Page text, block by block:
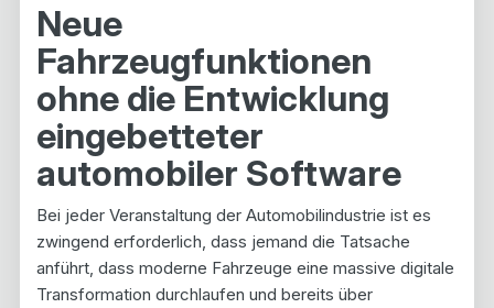
Neue
Fahrzeugfunktionen
ohne die Entwicklung
eingebetteter
automobiler Software
Bei jeder Veranstaltung der Automobilindustrie ist es
zwingend erforderlich, dass jemand die Tatsache
anführt, dass moderne Fahrzeuge eine massive digitale
Transformation durchlaufen und bereits über